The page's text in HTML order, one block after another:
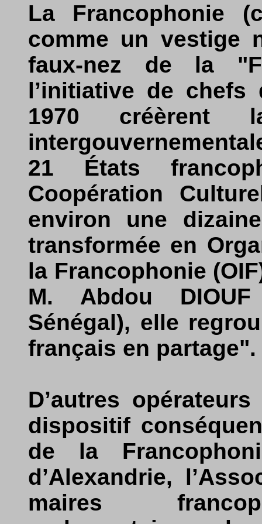
La Francophonie
comme un vestige
faux-nez de la
l’initiative de chefs
1970 créèrent
21 États
Coopération
environ une
transformée en
la Francophonie
M. Abdou
Sénégal), elle
français en partage".
D’autres
dispositif
de la
d’Alexandrie,
maires